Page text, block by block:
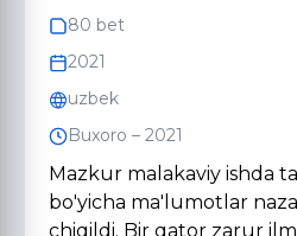
80 bet
2021
uzbek
Buxoro – 2021
Mazkur malakaviy ishda
bo'yicha ma'lumotlar
chiqildi. Bir qator zarur